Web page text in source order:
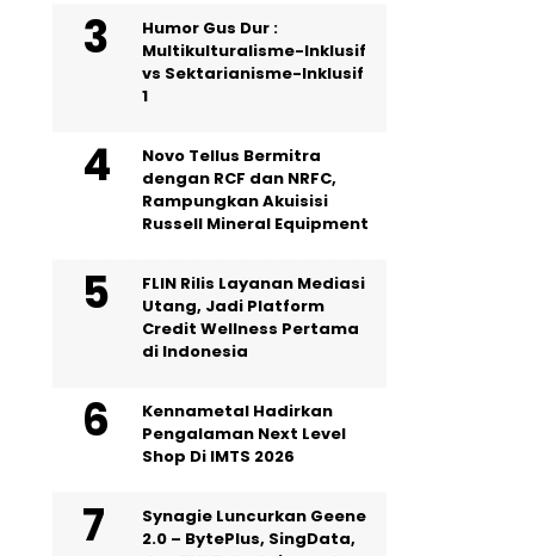
Humor Gus Dur :
Multikulturalisme-Inklusif
vs Sektarianisme-Inklusif
1
Novo Tellus Bermitra
dengan RCF dan NRFC,
Rampungkan Akuisisi
Russell Mineral Equipment
FLIN Rilis Layanan Mediasi
Utang, Jadi Platform
Credit Wellness Pertama
di Indonesia
Kennametal Hadirkan
Pengalaman Next Level
Shop Di IMTS 2026
Synagie Luncurkan Geene
2.0 – BytePlus, SingData,